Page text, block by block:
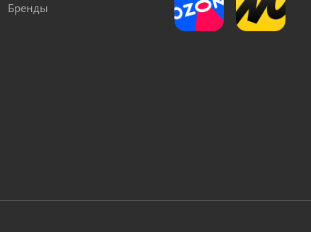
Бренды